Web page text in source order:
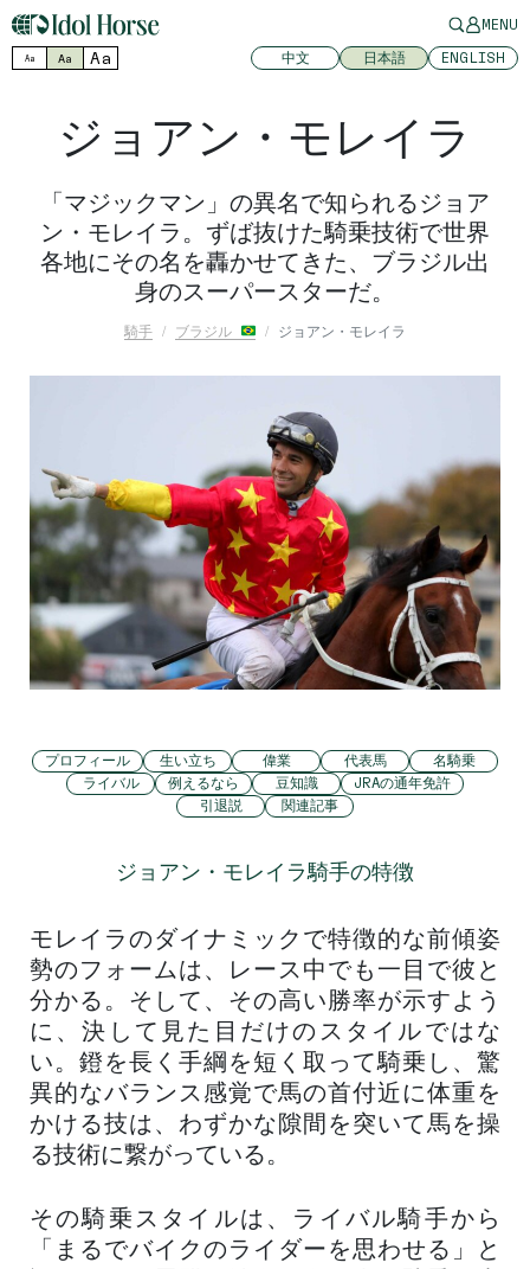
MENU
Aa Aa Aa 中文 日本語 ENGLISH
ジョアン・モレイラ
「マジックマン」の異名で知られるジョア
ン・モレイラ。ずば抜けた騎乗技術で世界
各地にその名を轟かせてきた、ブラジル出
身のスーパースターだ。
騎手 ブラジル ジョアン・モレイラ
プロフィール 生い立ち 偉業 代表馬
名騎乗
ライバル
例えるなら 豆知識
JRAの通年免許
引退説
関連記事
ジョアン・モレイラ騎手の特徴
モレイラのダイナミックで特徴的な前傾姿
勢のフォームは、レース中でも一目で彼と
分かる。そして、その高い勝率が示すよう
に、決して見た目だけのスタイルではな
い。鐙を長く手綱を短く取って騎乗し、驚
異的なバランス感覚で馬の首付近に体重を
かける技は、わずかな隙間を突いて馬を操
る技術に繋がっている。
その騎乗スタイルは、ライバル騎手から
「まるでバイクのライダーを思わせる」と